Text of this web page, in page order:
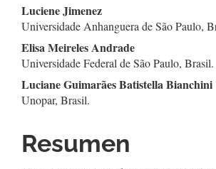
Contenido
principal
del
artículo
Luciene Jimenez
Universidade Anhanguera de São Paulo,
Elisa Meireles Andrade
Universidade Federal de São Paulo, Brasil.
Luciane Guimarães Batistella Bianchini
Unopar, Brasil.
Resumen